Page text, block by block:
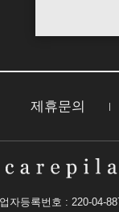
제휴문의
자등록번호 : 220-04-